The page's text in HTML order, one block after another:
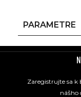
PARAMETRE
Zaregistrujte sa k
nášho